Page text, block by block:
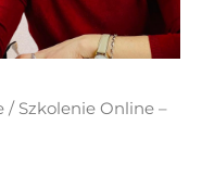
/ Szkolenie Online –